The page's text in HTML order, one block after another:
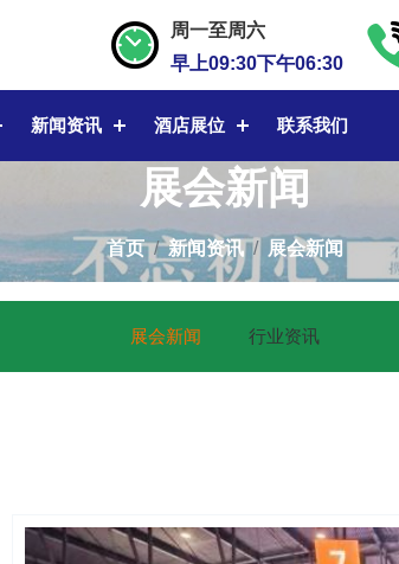
周一至周六
早上09:30下午06:30
新闻资讯 酒店展位 联系我们
展会新闻
首页 新闻资讯 展会新闻
展会新闻 行业资讯